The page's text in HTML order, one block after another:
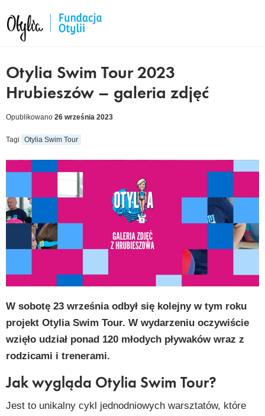
Otylia Swim Tour 2023
Hrubieszów – galeria zdjęć
Opublikowano 26 września 2023
Tagi Otylia Swim Tour
W sobotę 23 września odbył się kolejny w tym roku
projekt Otylia Swim Tour. W wydarzeniu oczywiście
wzięło udział ponad 120 młodych pływaków wraz z
rodzicami i trenerami.
Jak wygląda Otylia Swim Tour?
Jest to unikalny cykl jednodniowych warsztatów, które